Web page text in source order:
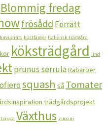
Blommig fredag
frösådd Förrätt
huvudrätt höstfärger Italiensk trädgård
köksträdgård lind
prunus serrulaRabarber
squash så Tomater
trädgårdsprojekt
Växthus zuccini